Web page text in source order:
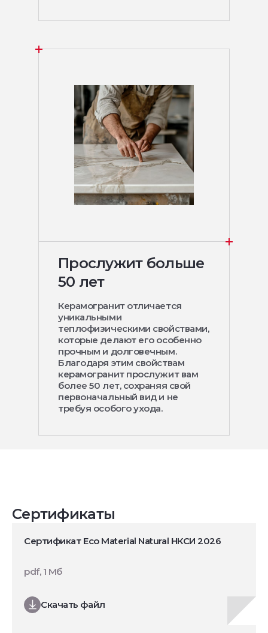
Прослужит больше
50 лет
Керамогранит отличается
уникальными
теплофизическими свойствами,
которые делают его особенно
прочным и долговечным.
Благодаря этим свойствам
керамогранит прослужит вам
более 50 лет, сохраняя свой
первоначальный вид и не
требуя особого ухода.
Сертификаты
Сертификат Eco Material Natural НКСИ 2026
Скачать файл
pdf, 1 Мб